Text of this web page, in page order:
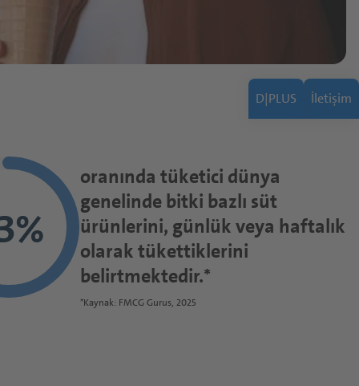
Kapsüller
İletişim
D|PLUS
oranında tüketici dünya
genelinde bitki bazlı süt
ürünlerini, günlük veya haftalık
olarak tükettiklerini
belirtmektedir.*
*Kaynak: FMCG Gurus, 2025